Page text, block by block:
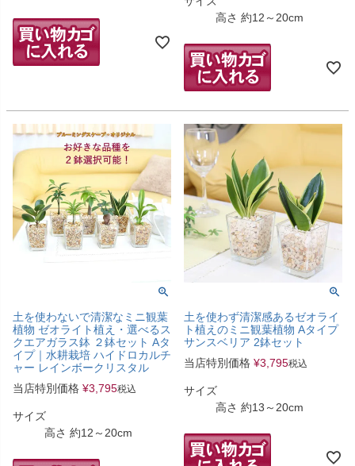
高さ 約12～20cm
土を使わないで清潔なミニ観葉
植物 ゼオライト植え・選べるス
クエアガラス鉢 ２鉢セット Aタ
イプ｜水耕栽培 ハイドロカルチ
ャー レインボークリスタル
当店特別価格 ¥3,795税込
サイズ
高さ 約12～20cm
土を使わず清潔感あるゼオライ
ト植えのミニ観葉植物 Aタイプ
サンスベリア 2鉢セット
当店特別価格 ¥3,795税込
サイズ
高さ 約13～20cm